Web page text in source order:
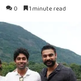
0 1 minute read